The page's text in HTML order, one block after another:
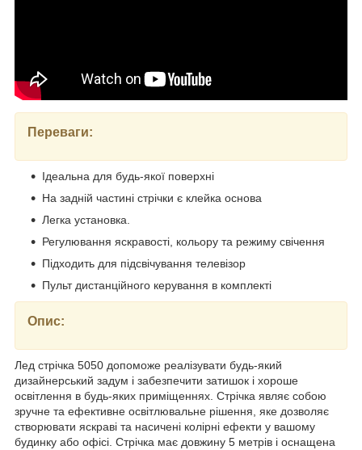
Переваги:
Ідеальна для будь-якої поверхні
На задній частині стрічки є клейка основа
Легка установка.
Регулювання яскравості, кольору та режиму свічення
Підходить для підсвічування телевізор
Пульт дистанційного керування в комплекті
Опис:
Лед стрічка 5050 допоможе реалізувати будь-який
дизайнерський задум і забезпечити затишок і хороше
освітлення в будь-яких приміщеннях. Стрічка являє собою
зручне та ефективне освітлювальне рішення, яке дозволяє
створювати яскраві та насичені колірні ефекти у вашому
будинку або офісі. Стрічка має довжину 5 метрів і оснащена